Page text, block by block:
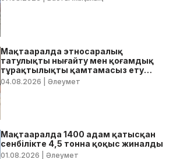
Мақтааралда этносаралық
татулықты нығайту мен қоғамдық
тұрақтылықты қамтамасыз ету
бойынша жедел кеңес өтті
04.08.2026 | Әлеумет
Мақтааралда 1400 адам қатысқан
сенбілікте 4,5 тонна қоқыс жиналды
01.08.2026 | Әлеумет